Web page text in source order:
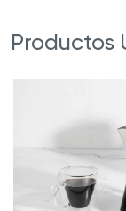
Productos